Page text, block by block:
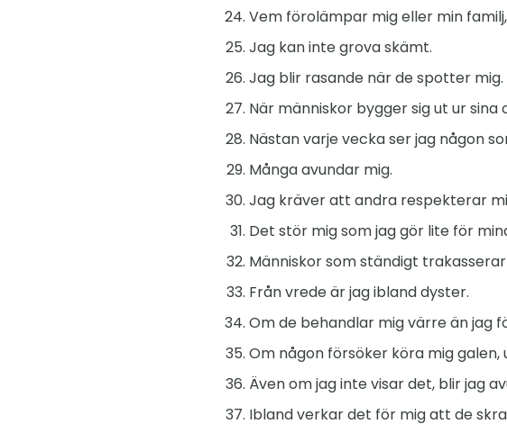
Vem förolämpar mig eller min
Jag kan inte grova skämt.
Jag blir rasande när de spotter mig.
När människor bygger sig ut ur
Nästan varje vecka ser jag någon
Många avundar mig.
Jag kräver att andra respekterar
Det stör mig som jag gör lite för
Människor som ständigt
Från vrede är jag ibland dyster.
Om de behandlar mig värre än jag
Om någon försöker köra mig
Även om jag inte visar det, blir jag
Ibland verkar det för mig att de